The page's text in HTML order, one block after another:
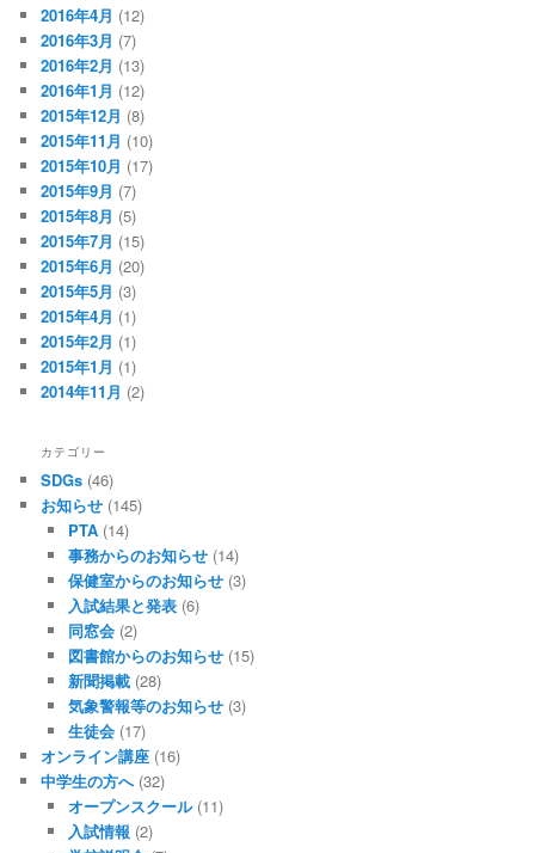
2016年4月 (12)
2016年3月 (7)
2016年2月 (13)
2016年1月 (12)
2015年12月 (8)
2015年11月 (10)
2015年10月 (17)
2015年9月 (7)
2015年8月 (5)
2015年7月 (15)
2015年6月 (20)
2015年5月 (3)
2015年4月 (1)
2015年2月 (1)
2015年1月 (1)
2014年11月 (2)
カテゴリー
SDGs (46)
お知らせ (145)
PTA(14)
事務からのお知らせ(14)
保健室からのお知らせ(3)
入試結果と発表(6)
同窓会(2)
図書館からのお知らせ(15)
新聞掲載(28)
気象警報等のお知らせ(3)
生徒会(17)
オンライン講座 (16)
中学生の方へ(32)
オープンスクール(11)
入試情報 (2)